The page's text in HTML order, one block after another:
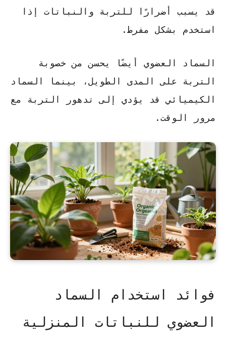
قد يسبب أضرارًا للتربة والنباتات إذا
استخدم بشكل مفرط.
السماد العضوي أيضًا يحسن من خصوبة
التربة على المدى الطويل، بينما السماد
الكيميائي قد يؤدي إلى تدهور التربة مع
مرور الوقت.
فوائد استخدام السماد
العضوي للنباتات المنزلية